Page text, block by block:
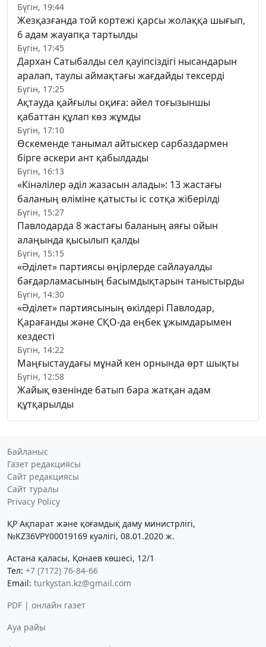
Бүгін, 19:44
Жезқазғанда той кортежі қарсы жолаққа шығып,
6 адам жауапқа тартылды
Бүгін, 17:45
Дархан Сатыбалды сел қауіпсіздігі нысандарын
аралап, таулы аймақтағы жағдайды тексерді
Бүгін, 17:25
Ақтауда қайғылы оқиға: әйел тоғызыншы
қабаттан құлап көз жұмды
Бүгін, 17:10
Өскеменде танымал айтыскер сарбаздармен
бірге әскери ант қабылдады
Бүгін, 16:13
«Кінәлілер әділ жазасын алады»: 13 жастағы
баланың өліміне қатысты іс сотқа жіберілді
Бүгін, 15:27
Павлодарда 8 жастағы баланың аяғы ойын
алаңында қысылып қалды
Бүгін, 15:15
«Әділет» партиясы өңірлерде сайлауалды
бағдарламасының басымдықтарын таныстырды
Бүгін, 14:30
«Әділет» партиясының өкілдері Павлодар,
Қарағанды және СҚО-да еңбек ұжымдарымен
кездесті
Бүгін, 14:22
Маңғыстаудағы мұнай кен орнында өрт шықты
Бүгін, 12:58
Жайық өзенінде батып бара жатқан адам
құтқарылды
Байланыс
Газет редакциясы
Сайт редакциясы
Сайт туралы
Privacy Policy
ҚР Ақпарат және қоғамдық даму министрлігі,
№KZ36VPY00019169 куәлігі, 08.01.2020 ж.
Астана қаласы, Қонаев көшесі, 12/1
Тел: +7 (7172) 76-84-66
Email: turkystan.kz@gmail.com
PDF | онлайн газет
Ауа райы